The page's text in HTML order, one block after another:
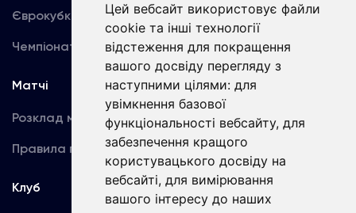
Цей вебсайт використовує файли
cookie та інші технології
відстеження для покращення
вашого досвіду перегляду з
наступними цілями: для
увімкнення базової
функціональності вебсайту, для
забезпечення кращого
користувацького досвіду на
вебсайті, для вимірювання
вашого інтересу до наших
Єврокубки
Чемпіонат України
Фотогалерея
Акредитація
Матчі
Розклад матчів
Правила поведінки
Команда
Перша команда
U19
Клуб